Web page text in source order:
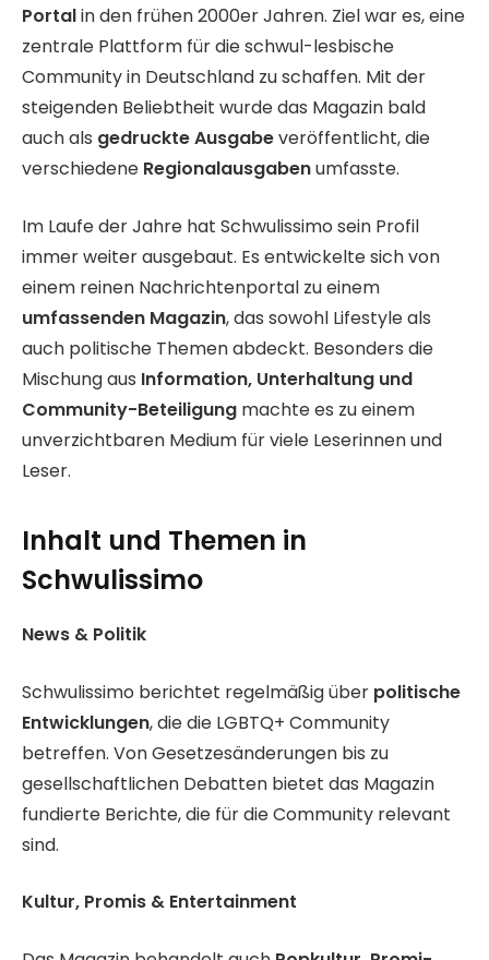
Portalin den frühen 2000er Jahren. Ziel war es, eine
zentrale Plattform für die schwul-lesbische
Community in Deutschland zu schaffen. Mit der
steigenden Beliebtheit wurde das Magazin bald
auch als gedruckte Ausgabeveröffentlicht, die
verschiedene Regionalausgabenumfasste.
Im Laufe der Jahre hat Schwulissimo sein Profil
immer weiter ausgebaut. Es entwickelte sich von
einem reinen Nachrichtenportal zu einem
umfassenden Magazin, das sowohl Lifestyle als
auch politische Themen abdeckt. Besonders die
Mischung aus Information, Unterhaltung und
Community-Beteiligung machte es zu einem
unverzichtbaren Medium für viele Leserinnen und
Leser.
Inhalt und Themen in
Schwulissimo
News & Politik
Schwulissimo berichtet regelmäßig über politische
Entwicklungen, die die LGBTQ+ Community
betreffen. Von Gesetzesänderungen bis zu
gesellschaftlichen Debatten bietet das Magazin
fundierte Berichte, die für die Community relevant
sind.
Kultur, Promis & Entertainment